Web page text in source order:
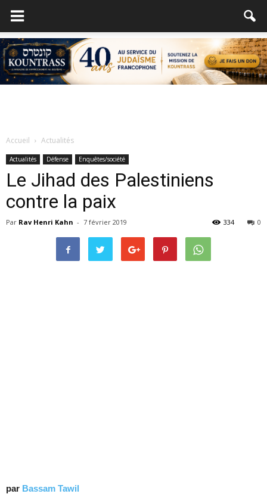
Accueil Actualités
Actualités Défense Enquêtes/société
Le Jihad des Palestiniens
contre la paix
Par Rav Henri Kahn - 7 février 2019 0
334
par Bassam Tawil